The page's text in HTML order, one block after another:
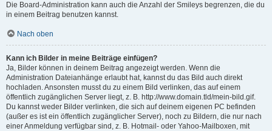
Die Board-Administration kann auch die Anzahl der Smileys begrenzen, die du
in einem Beitrag benutzen kannst.
Nach oben
Kann ich Bilder in meine Beiträge einfügen?
Ja, Bilder können in deinem Beitrag angezeigt werden. Wenn die
Administration Dateianhänge erlaubt hat, kannst du das Bild auch direkt
hochladen. Ansonsten musst du zu einem Bild verlinken, das auf einem
öffentlich zugänglichen Server liegt, z. B. http://www.domain.tld/mein-bild.gif.
Du kannst weder Bilder verlinken, die sich auf deinem eigenen PC befinden
(außer es ist ein öffentlich zugänglicher Server), noch zu Bildern, die nur nach
einer Anmeldung verfügbar sind, z. B. Hotmail- oder Yahoo-Mailboxen, mit